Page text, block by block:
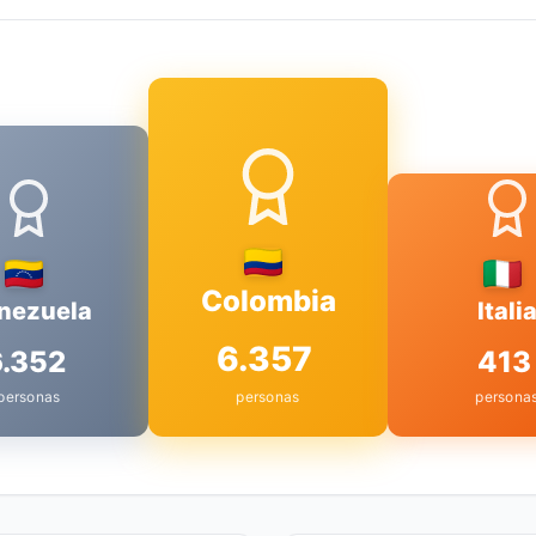
Colombia
6.357
personas
Italia
413